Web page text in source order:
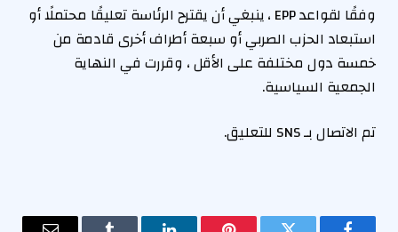
وفقًا لقواعد EPP ، ينبغي أن يقترح الرئاسة تعليقًا محتملًا أو
استبعاد الحزب الصربي أو سبعة أطراف أخرى قادمة من
خمسة دول مختلفة على الأقل ، وقررت في النهاية
الجمعية السياسية.
تم الاتصال بـ SNS للتعليق.